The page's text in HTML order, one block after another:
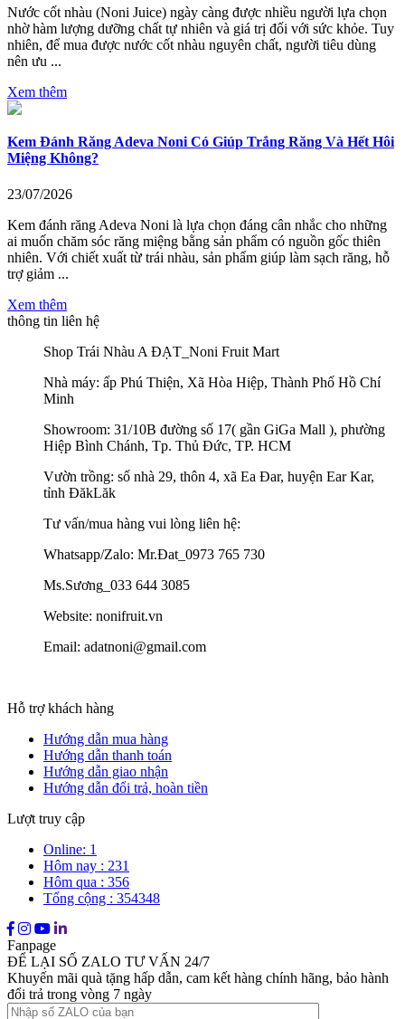
Nước cốt nhàu (Noni Juice) ngày càng được nhiều người lựa chọn
nhờ hàm lượng dưỡng chất tự nhiên và giá trị đối với sức khỏe. Tuy
nhiên, để mua được nước cốt nhàu nguyên chất, người tiêu dùng
nên ưu ...
Xem thêm
Kem Đánh Răng Adeva Noni Có Giúp Trắng Răng Và Hết Hôi
Miệng Không?
23/07/2026
Kem đánh răng Adeva Noni là lựa chọn đáng cân nhắc cho những
ai muốn chăm sóc răng miệng bằng sản phẩm có nguồn gốc thiên
nhiên. Với chiết xuất từ trái nhàu, sản phẩm giúp làm sạch răng, hỗ
trợ giảm ...
Xem thêm
thông tin liên hệ
Shop Trái Nhàu A ĐẠT_Noni Fruit Mart
Nhà máy: ấp Phú Thiện, Xã Hòa Hiệp, Thành Phố Hồ Chí
Minh
Showroom: 31/10B đường số 17( gần GiGa Mall ), phường
Hiệp Bình Chánh, Tp. Thủ Đức, TP. HCM
Vườn trồng: số nhà 29, thôn 4, xã Ea Đar, huyện Ear Kar,
tỉnh ĐăkLăk
Tư vấn/mua hàng vui lòng liên hệ:
Whatsapp/Zalo: Mr.Đat_0973 765 730
Ms.Sương_033 644 3085
Website: nonifruit.vn
Email: adatnoni@gmail.com
Hỗ trợ khách hàng
Hướng dẫn mua hàng
Hướng dẫn thanh toán
Hướng dẫn giao nhận
Hướng dẫn đổi trả, hoàn tiền
Lượt truy cập
Online: 1
Hôm nay : 231
Hôm qua : 356
Tổng cộng : 354348
Fanpage
ĐỂ LẠI SỐ ZALO TƯ VẤN 24/7
Khuyến mãi quà tặng hấp dẫn, cam kết hàng chính hãng, bảo hành
đổi trả trong vòng 7 ngày